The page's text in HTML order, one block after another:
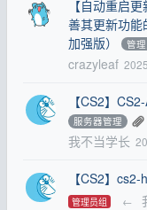
【自动重启
善其更新功能
加强版）
管
crazyleaf
【CS2】
服务器管理
我不当学长
【CS2】
管理员组 ←